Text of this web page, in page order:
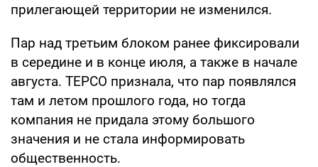
прилегающей территории не изменился.
Пар над третьим блоком ранее фиксировали
в середине и в конце июля, а также в начале
августа. ТЕРСО признала, что пар появлялся
там и летом прошлого года, но тогда
компания не придала этому большого
значения и не стала информировать
общественность.